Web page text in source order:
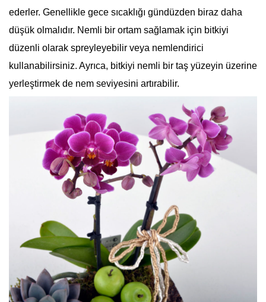
ederler. Genellikle gece sıcaklığı gündüzden biraz daha
düşük olmalıdır. Nemli bir ortam sağlamak için bitkiyi
düzenli olarak spreyleyebilir veya nemlendirici
kullanabilirsiniz. Ayrıca, bitkiyi nemli bir taş yüzeyin üzerine
yerleştirmek de nem seviyesini artırabilir.